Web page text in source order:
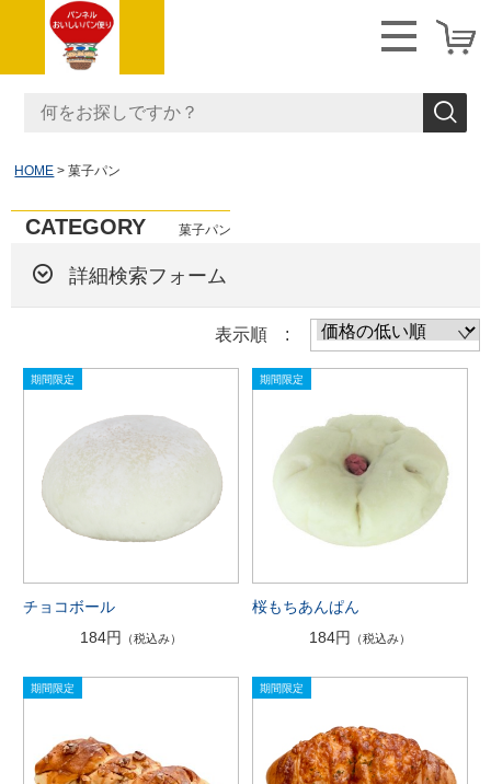
HOME 菓子パン
CATEGORY 菓子パン
詳細検索フォーム
表示順 :
チョコボール
184円
（税込み）
桜もちあんぱん
184円
（税込み）